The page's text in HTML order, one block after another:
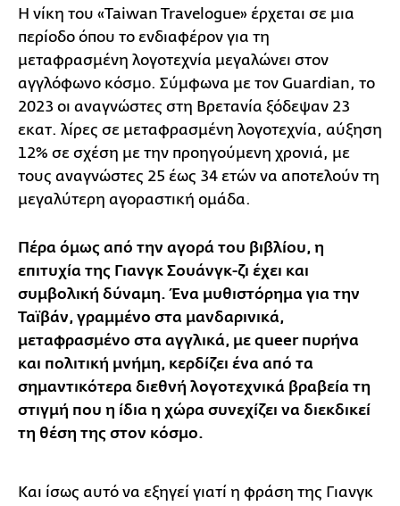
Η νίκη του «Taiwan Travelogue» έρχεται σε μια
περίοδο όπου το ενδιαφέρον για τη
μεταφρασμένη λογοτεχνία μεγαλώνει στον
αγγλόφωνο κόσμο. Σύμφωνα με τον Guardian, το
2023 οι αναγνώστες στη Βρετανία ξόδεψαν 23
εκατ. λίρες σε μεταφρασμένη λογοτεχνία, αύξηση
12% σε σχέση με την προηγούμενη χρονιά, με
τους αναγνώστες 25 έως 34 ετών να αποτελούν τη
μεγαλύτερη αγοραστική ομάδα.
Πέρα όμως από την αγορά του βιβλίου, η
επιτυχία της Γιανγκ Σουάνγκ-ζι έχει και
συμβολική δύναμη. Ένα μυθιστόρημα για την
Ταϊβάν, γραμμένο στα μανδαρινικά,
μεταφρασμένο στα αγγλικά, με queer πυρήνα
και πολιτική μνήμη, κερδίζει ένα από τα
σημαντικότερα διεθνή λογοτεχνικά βραβεία τη
στιγμή που η ίδια η χώρα συνεχίζει να διεκδικεί
τη θέση της στον κόσμο.
Και ίσως αυτό να εξηγεί γιατί η φράση της Γιανγκ